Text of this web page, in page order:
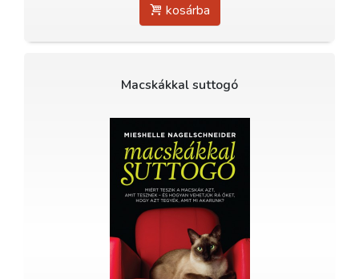
kosárba
Macskákkal suttogó